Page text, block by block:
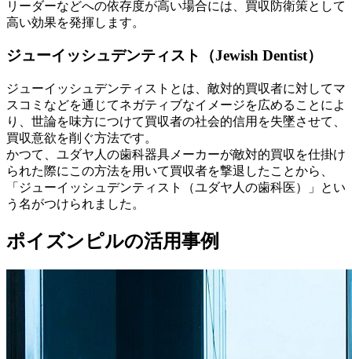
リーダーなどへの依存度が高い場合には、買収防衛策として
高い効果を発揮します。
ジューイッシュデンティスト（Jewish Dentist）
ジューイッシュデンティストとは、敵対的買収者に対してマ
スコミなどを通じてネガティブなイメージを広めることによ
り、世論を味方につけて買収者の社会的信用を失墜させて、
買収意欲を削ぐ方法です。
かつて、ユダヤ人の歯科器具メーカーが敵対的買収を仕掛け
られた際にこの方法を用いて買収者を撃退したことから、
「ジューイッシュデンティスト（ユダヤ人の歯科医）」とい
う名がつけられました。
ポイズンピルの活用事例